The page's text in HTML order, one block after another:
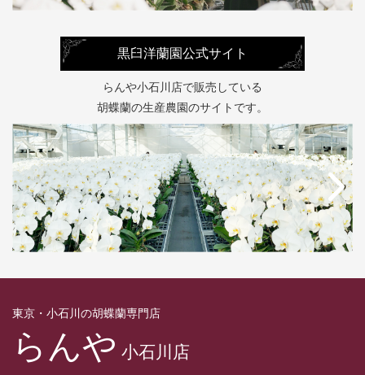
黒臼洋蘭園公式サイト
らんや小石川店で販売している
胡蝶蘭の生産農園のサイトです。
東京・小石川の胡蝶蘭専門店
らんや 小石川店